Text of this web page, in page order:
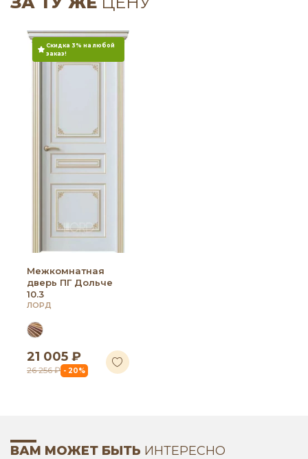
Скидка 3% на любой
заказ!
Межкомнатная
дверь ПГ Дольче
10.3
ЛОРД
21 005 ₽
26 256 ₽ - 20%
ВАМ МОЖЕТ БЫТЬ ИНТЕРЕСНО